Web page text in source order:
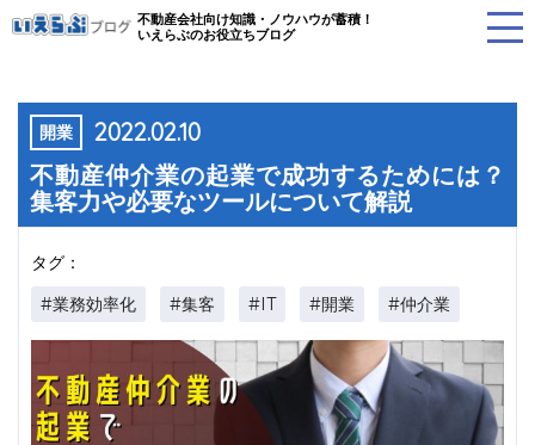
不動産会社向け知識・ノウハウが蓄積！
いえらぶのお役立ちブログ
開業 2022.02.10
不動産仲介業の起業で成功するためには？
集客力や必要なツールについて解説
タグ：
#業務効率化 #集客 #IT #開業 #仲介業